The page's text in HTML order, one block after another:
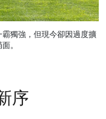
獨強，但現今卻因過度擴
。
序